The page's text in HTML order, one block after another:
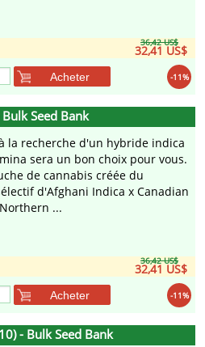
36,42 US$
32,41 US$
-11%
Acheter
Seed Bank
la recherche d'un hybride indica
sera un bon choix pour vous.
de cannabis créée du
d'Afghani Indica x Canadian
...
36,42 US$
32,41 US$
-11%
Acheter
- Bulk Seed Bank